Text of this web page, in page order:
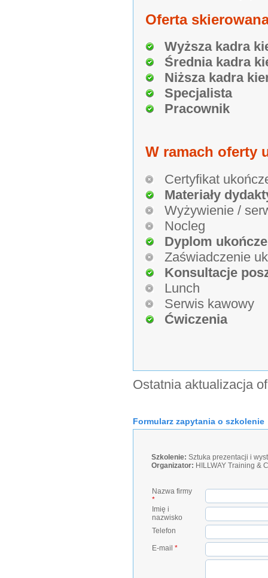
Oferta
Wyższa kadra
Średnia kadra
Niższa kadra
Specjalista
Pracownik
W ramach oferty
Certyfikat
Materiały
Wyżywienie /
Nocleg
Dyplom
Zaświadczenie
Konsultacje
Lunch
Serwis kawowy
Ćwiczenia
Ostatnia aktualizacja
Formularz zapytania o szkolenie
Szkolenie: Sztuka prezentacji i
Organizator: HILLWAY Training &
Nazwa firmy
*
Imię i
nazwisko
Telefon
E-mail *